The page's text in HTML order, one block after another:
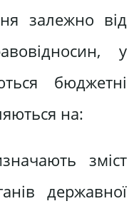
залежно від
у
бюджетні
на:
зміст
державної